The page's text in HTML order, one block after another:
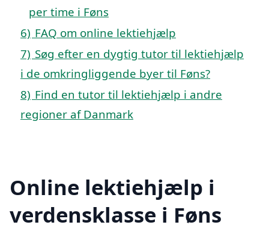
per time i Føns
6) FAQ om online lektiehjælp
7) Søg efter en dygtig tutor til lektiehjælp
i de omkringliggende byer til Føns?
8) Find en tutor til lektiehjælp i andre
regioner af Danmark
Online lektiehjælp i
verdensklasse i Føns